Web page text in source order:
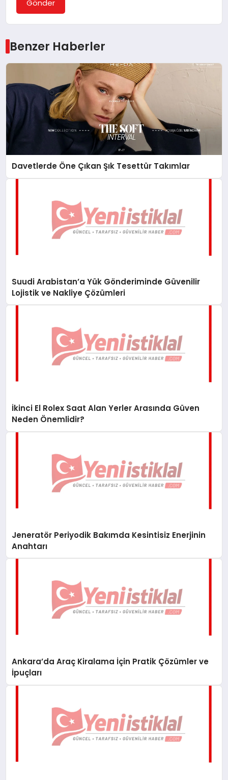
Gönder
Benzer Haberler
Davetlerde Öne Çıkan Şık Tesettür Takımlar
Suudi Arabistan’a Yük Gönderiminde Güvenilir
Lojistik ve Nakliye Çözümleri
İkinci El Rolex Saat Alan Yerler Arasında Güven
Neden Önemlidir?
Jeneratör Periyodik Bakımda Kesintisiz Enerjinin
Anahtarı
Ankara’da Araç Kiralama İçin Pratik Çözümler ve
İpuçları